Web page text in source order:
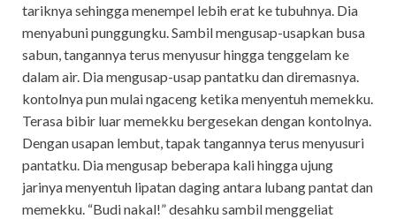
tariknya sehingga menempel lebih erat ke tubuhnya. Dia
menyabuni punggungku. Sambil mengusap-usapkan busa
sabun, tangannya terus menyusur hingga tenggelam ke
dalam air. Dia mengusap-usap pantatku dan diremasnya.
kontolnya pun mulai ngaceng ketika menyentuh memekku.
Terasa bibir luar memekku bergesekan dengan kontolnya.
Dengan usapan lembut, tapak tangannya terus menyusuri
pantatku. Dia mengusap beberapa kali hingga ujung
jarinya menyentuh lipatan daging antara lubang pantat dan
memekku. “Budi nakal!” desahku sambil menggeliat